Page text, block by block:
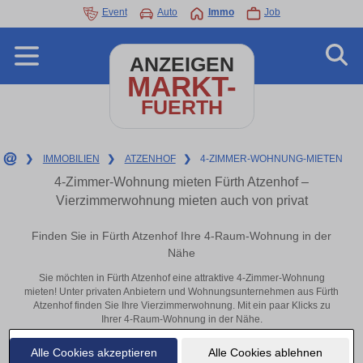
Alle Cookies akzeptieren Alle Cookies ablehnen
Event Auto Immo Job
ANZEIGEN
MARKT-
FUERTH
❯ IMMOBILIEN ❯ ATZENHOF ❯ 4-ZIMMER-WOHNUNG-MIETEN
4-Zimmer-Wohnung mieten Fürth Atzenhof –
Vierzimmerwohnung mieten auch von privat
Finden Sie in Fürth Atzenhof Ihre 4-Raum-Wohnung in der
Nähe
Sie möchten in Fürth Atzenhof eine attraktive 4-Zimmer-Wohnung
mieten! Unter privaten Anbietern und Wohnungsunternehmen aus Fürth
Atzenhof finden Sie Ihre Vierzimmerwohnung. Mit ein paar Klicks zu
Ihrer 4-Raum-Wohnung in der Nähe.
Aktuelle Wohnung zum mieten